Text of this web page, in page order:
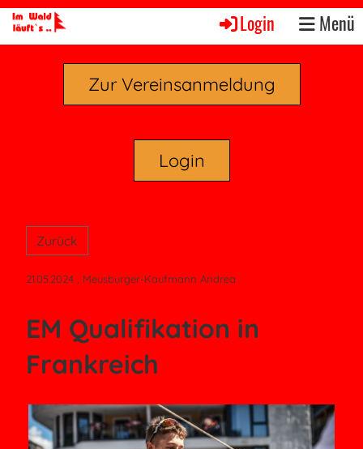
Login Menü
Zur Vereinsanmeldung
Login
Zurück
21.05.2024 , Meusburger-Kaufmann Andrea
EM Qualifikation in
Frankreich